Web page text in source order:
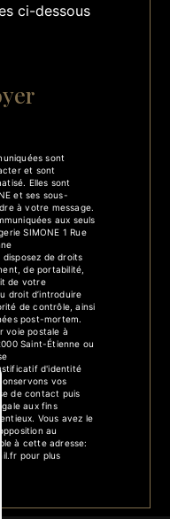
ci-dessous
sont
et sont
Elles sont
et ses sous-
à votre message.
aux seuls
SIMONE 1 Rue
disposez de droits
de portabilité,
de votre
droit d’introduire
de contrôle, ainsi
post-mortem.
voie postale à
Saint-Étienne ou
d'identité
vos
de contact puis
aux fins
Vous avez le
au
à cette adresse:
pour plus